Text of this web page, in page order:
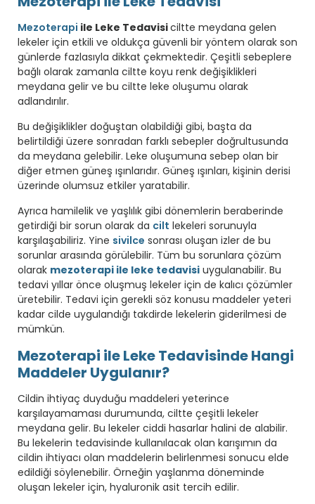
Mezoterapi ile Leke Tedavisiciltte meydana gelen
lekeler için etkili ve oldukça güvenli bir yöntem olarak son
günlerde fazlasıyla dikkat çekmektedir. Çeşitli sebeplere
bağlı olarak zamanla ciltte koyu renk değişiklikleri
meydana gelir ve bu ciltte leke oluşumu olarak
adlandırılır.
Bu değişiklikler doğuştan olabildiği gibi, başta da
belirtildiği üzere sonradan farklı sebepler doğrultusunda
da meydana gelebilir. Leke oluşumuna sebep olan bir
diğer etmen güneş ışınlarıdır. Güneş ışınları, kişinin derisi
üzerinde olumsuz etkiler yaratabilir.
Ayrıca hamilelik ve yaşlılık gibi dönemlerin beraberinde
getirdiği bir sorun olarak da cilt lekeleri sorunuyla
karşılaşabiliriz. Yine sivilce sonrası oluşan izler de bu
sorunlar arasında görülebilir. Tüm bu sorunlara çözüm
olarak mezoterapi ile leke tedavisi uygulanabilir. Bu
tedavi yıllar önce oluşmuş lekeler için de kalıcı çözümler
üretebilir. Tedavi için gerekli söz konusu maddeler yeteri
kadar cilde uygulandığı takdirde lekelerin giderilmesi de
mümkün.
Mezoterapi ile Leke Tedavisinde Hangi
Maddeler Uygulanır?
Cildin ihtiyaç duyduğu maddeleri yeterince
karşılayamaması durumunda, ciltte çeşitli lekeler
meydana gelir. Bu lekeler ciddi hasarlar halini de alabilir.
Bu lekelerin tedavisinde kullanılacak olan karışımın da
cildin ihtiyacı olan maddelerin belirlenmesi sonucu elde
edildiği söylenebilir. Örneğin yaşlanma döneminde
oluşan lekeler için, hyaluronik asit tercih edilir.